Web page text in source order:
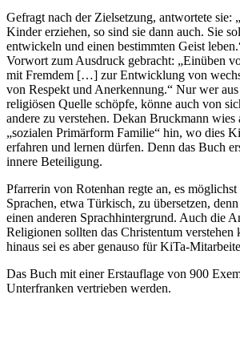
Gefragt nach der Zielsetzung, antwortete sie:
Kinder erziehen, so sind sie dann auch. Sie
entwickeln und einen bestimmten Geist
Vorwort zum Ausdruck gebracht: „Einüben
mit Fremdem […] zur Entwicklung von
von Respekt und Anerkennung.“ Nur wer
religiösen Quelle schöpfe, könne auch von
andere zu verstehen. Dekan Bruckmann
„sozialen Primärform Familie“ hin, wo dies
erfahren und lernen dürfen. Denn das Buch
innere Beteiligung.
Pfarrerin von Rotenhan regte an, es
Sprachen, etwa Türkisch, zu übersetzen,
einen anderen Sprachhintergrund. Auch die
Religionen sollten das Christentum verstehen
hinaus sei es aber genauso für KiTa-
Das Buch mit einer Erstauflage von 900
Unterfranken vertrieben werden.